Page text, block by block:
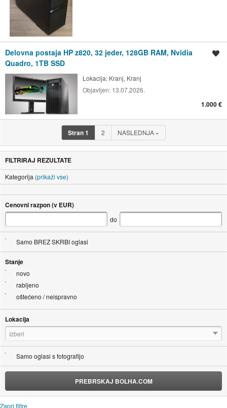
Delovna postaja HP z820, 32 jeder, 128GB RAM, Nvidia
Quadro, 1TB SSD
Lokacija: Kranj, Kranj
Objavljen: 13.07.2026.
1.000 €
Stran1 2 NASLEDNJA »
FILTRIRAJ REZULTATE
Kategorija (prikaži vse)
Cenovni razpon (v EUR)
do
Samo BREZ SKRBI oglasi
Stanje
novo
rabljeno
oštećeno / neispravno
Lokacija
Izberi
Samo oglasi s fotografijo
PREBRSKAJ BOLHA.COM
Zapri filtre